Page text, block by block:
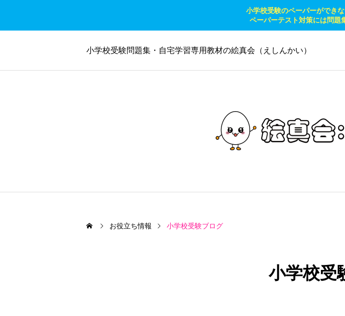
小学校受験のペーパーができ
ペーパーテスト対策には問題
小学校受験問題集・自宅学習専用教材の絵真会（えしんかい）
お役立ち情報 小学校受験ブログ
小学校受